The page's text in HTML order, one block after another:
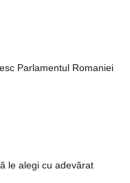
Parlamentul Romaniei
le alegi cu adevărat